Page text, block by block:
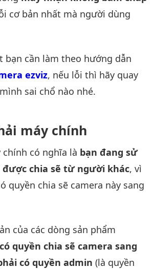
cơ bản nhất mà người dùng
bạn cần làm theo hướng dẫn
ezviz, nếu lỗi thì hãy quay
sai chổ nào nhé.
máy chính
có nghĩa là bạn đang sử
chia sẽ từ người khác, vì
quyền chia sẽ camera này sang
của các dòng sản phẩm
quyền chia sẽ camera sang
có quyền admin (là quyền